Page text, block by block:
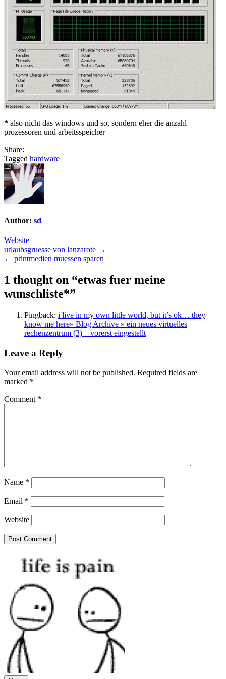
* also nicht das windows und so, sondern eher die anzahl
prozessoren und arbeitsspeicher
Share:
Tagged hardware
Author: sd
Website
Post
navigation
urlaubsgruesse von lanzarote →
← printmedien muessen sparen
1 thought on “etwas fuer meine
wunschliste*”
Pingback: i live in my own little world, but it’s ok… they
know me here» Blog Archive » ein neues virtuelles
rechenzentrum (3) – vorerst eingestellt
Leave a Reply
Your email address will not be published. Required fields are
marked *
Comment *
Name *
Email *
Website